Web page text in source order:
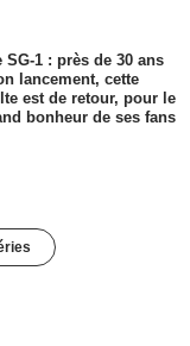
SG-1 : près de 30 ans
lancement, cette
est de retour, pour le
bonheur de ses fans